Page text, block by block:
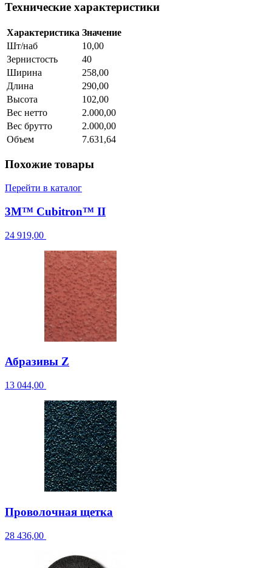
Технические характеристики
Характеристика Значение
Шт/наб
10,00
Зернистость
40
Ширина
258,00
Длина
290,00
Высота
102,00
Вес нетто
2.000,00
Вес брутто
2.000,00
Объем
7.631,64
Похожие товары
Перейти в каталог
3M™ Cubitron™ II
24 919,00
Абразивы Z
13 044,00
Проволочная щетка
28 436,00